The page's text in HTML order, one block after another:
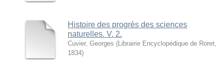
Histoire des progrès des sciences
naturelles. V. 2.
Cuvier, Georges ( Librairie Encyclopédique de Roret
1834)